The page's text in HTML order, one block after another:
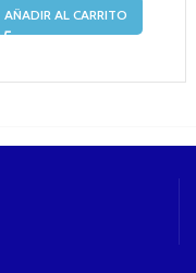
AÑADIR AL CARRITO